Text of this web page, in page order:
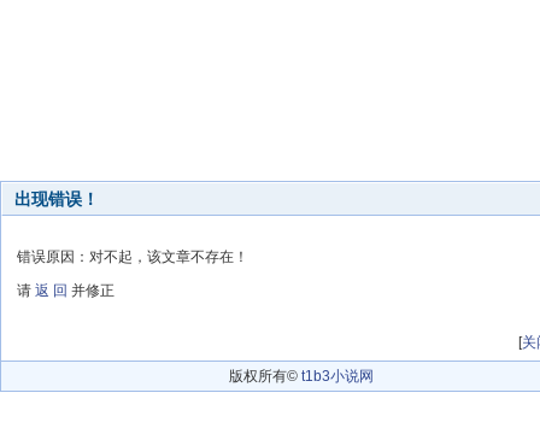
出现错误！
错误原因：对不起，该文章不存在！
请 返 回 并修正
[关
版权所有© t1b3小说网